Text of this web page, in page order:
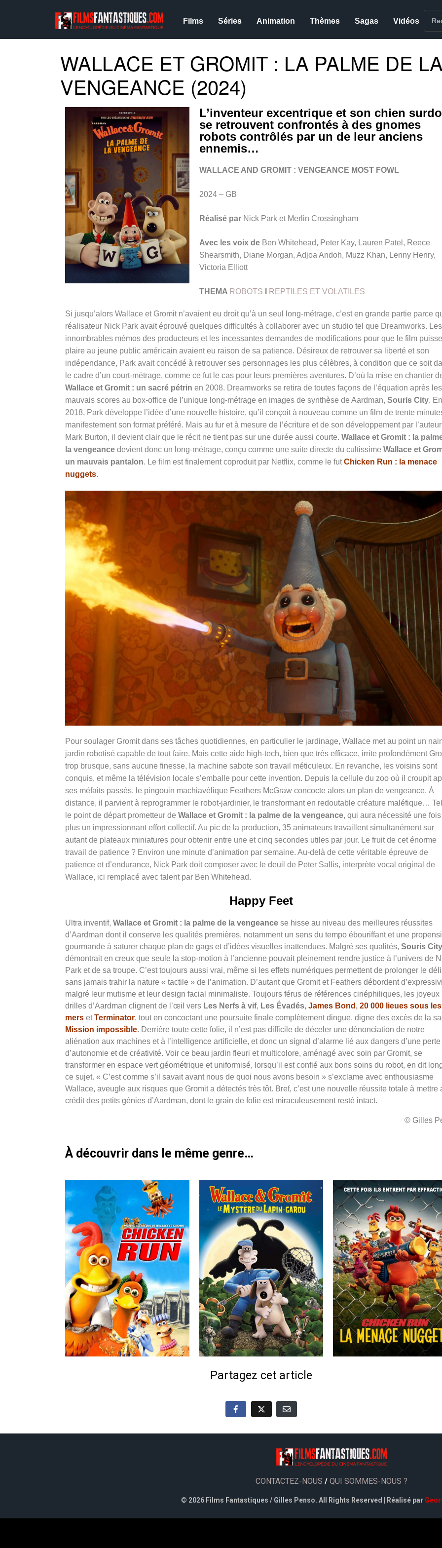
Films Séries Animation Thèmes Sagas Vidéos
WALLACE ET GROMIT : LA PALME DE
VENGEANCE (2024)
L’inventeur excentrique et son chien
se retrouvent confrontés à des gnomes
robots contrôlés par un de leur anciens
ennemis…
WALLACE AND GROMIT : VENGEANCE MOST FOWL
2024 – GB
Réalisé par Nick Park et Merlin Crossingham
Avec les voix de Ben Whitehead, Peter Kay, Lauren Patel, Reece
Shearsmith, Diane Morgan, Adjoa Andoh, Muzz Khan, Lenny Henry,
Victoria Elliott
THEMA ROBOTS REPTILES ET VOLATILES
Si jusqu’alors Wallace et Gromit n’avaient eu droit qu’à un seul long-métrage, c’est en grande partie parce
réalisateur Nick Park avait éprouvé quelques difficultés à collaborer avec un studio tel que Dreamworks. Les
innombrables mémos des producteurs et les incessantes demandes de modifications pour que le film puisse
plaire au jeune public américain avaient eu raison de sa patience. Désireux de retrouver sa liberté et son
indépendance, Park avait concédé à retrouver ses personnages les plus célèbres, à condition que ce soit
le cadre d’un court-métrage, comme ce fut le cas pour leurs premières aventures. D’où la mise en chantier
Wallace et Gromit : un sacré pétrin en 2008. Dreamworks se retira de toutes façons de l’équation après les
mauvais scores au box-office de l’unique long-métrage en images de synthèse de Aardman, Souris City. En
2018, Park développe l’idée d’une nouvelle histoire, qu’il conçoit à nouveau comme un film de trente
manifestement son format préféré. Mais au fur et à mesure de l’écriture et de son développement par l’auteur
Mark Burton, il devient clair que le récit ne tient pas sur une durée aussi courte. Wallace et Gromit : la
la vengeance devient donc un long-métrage, conçu comme une suite directe du cultissime Wallace et
un mauvais pantalon. Le film est finalement coproduit par Netflix, comme le futChicken Run : la menace
nuggets.
Pour soulager Gromit dans ses tâches quotidiennes, en particulier le jardinage, Wallace met au point un
jardin robotisé capable de tout faire. Mais cette aide high-tech, bien que très efficace, irrite profondément
trop brusque, sans aucune finesse, la machine sabote son travail méticuleux. En revanche, les voisins sont
conquis, et même la télévision locale s’emballe pour cette invention. Depuis la cellule du zoo où il croupit
ses méfaits passés, le pingouin machiavélique Feathers McGraw concocte alors un plan de vengeance. À
distance, il parvient à reprogrammer le robot-jardinier, le transformant en redoutable créature maléfique…
le point de départ prometteur de Wallace et Gromit : la palme de la vengeance, qui aura nécessité une
plus un impressionnant effort collectif. Au pic de la production, 35 animateurs travaillent simultanément sur
autant de plateaux miniatures pour obtenir entre une et cinq secondes utiles par jour. Le fruit de cet énorme
travail de patience ? Environ une minute d’animation par semaine. Au-delà de cette véritable épreuve de
patience et d’endurance, Nick Park doit composer avec le deuil de Peter Sallis, interprète vocal original de
Wallace, ici remplacé avec talent par Ben Whitehead.
Happy Feet
Ultra inventif, Wallace et Gromit : la palme de la vengeance se hisse au niveau des meilleures réussites
d’Aardman dont il conserve les qualités premières, notamment un sens du tempo ébouriffant et une
gourmande à saturer chaque plan de gags et d’idées visuelles inattendues. Malgré ses qualités, Souris City
démontrait en creux que seule la stop-motion à l’ancienne pouvait pleinement rendre justice à l’univers de
Park et de sa troupe. C’est toujours aussi vrai, même si les effets numériques permettent de prolonger le
sans jamais trahir la nature « tactile » de l’animation. D’autant que Gromit et Feathers débordent
malgré leur mutisme et leur design facial minimaliste. Toujours férus de références cinéphiliques, les joyeux
drilles d’Aardman clignent de l’œil vers Les Nerfs à vif, Les Évadés, James Bond , 20 000 lieues sous les
mers etTerminator, tout en concoctant une poursuite finale complètement dingue, digne des excès de la
Mission impossible. Derrière toute cette folie, il n’est pas difficile de déceler une dénonciation de notre
aliénation aux machines et à l’intelligence artificielle, et donc un signal d’alarme lié aux dangers d’une perte
d’autonomie et de créativité. Voir ce beau jardin fleuri et multicolore, aménagé avec soin par Gromit, se
transformer en espace vert géométrique et uniformisé, lorsqu’il est confié aux bons soins du robot, en dit
ce sujet. « C’est comme s’il savait avant nous de quoi nous avons besoin » s’exclame avec enthousiasme
Wallace, aveugle aux risques que Gromit a détectés très tôt. Bref, c’est une nouvelle réussite totale à mettre
crédit des petits génies d’Aardman, dont le grain de folie est miraculeusement resté intact.
© Gilles
À découvrir dans le même genre…
Partagez cet article
CONTACTEZ-NOUS / QUI SOMMES-NOUS ?
© 2026 Films Fantastiques / Gilles Penso. All Rights Reserved | Réalisé par